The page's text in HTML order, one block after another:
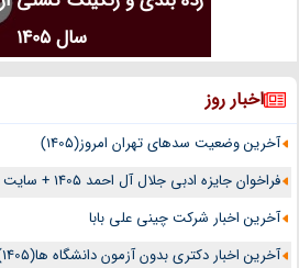
سال 1405
اخبار روز
آخرین وضعیت سدهای تهران امروز(1405)
فراخوان جایزه ادبی جلال آل احمد 1405 + سایت ثبت نام
آخرین اخبار شرکت چینی علی بابا
آخرین اخبار دکتری بدون آزمون دانشگاه ها(1405)